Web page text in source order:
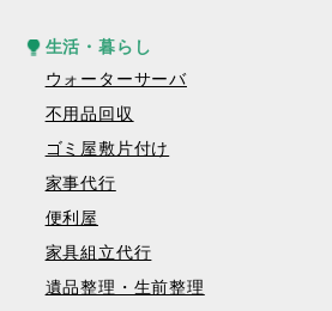
生活・暮らし
ウォーターサーバ
不用品回収
ゴミ屋敷片付け
家事代行
便利屋
家具組立代行
遺品整理・生前整理